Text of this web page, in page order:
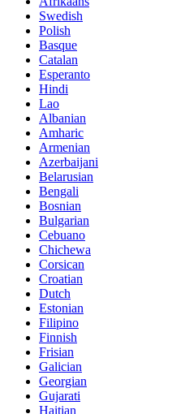
Swedish
Polish
Basque
Catalan
Esperanto
Hindi
Lao
Albanian
Amharic
Armenian
Azerbaijani
Belarusian
Bengali
Bosnian
Bulgarian
Cebuano
Chichewa
Corsican
Croatian
Dutch
Estonian
Filipino
Finnish
Frisian
Galician
Georgian
Gujarati
Haitian